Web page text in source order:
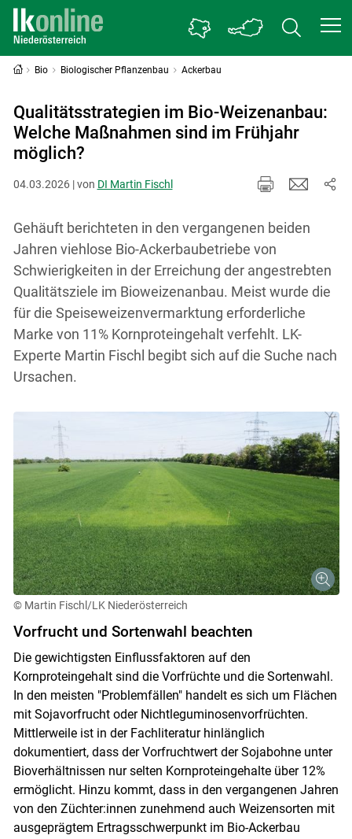
Bio Biologischer Pflanzenbau Ackerbau
Qualitätsstrategien im Bio-Weizenanbau:
Welche Maßnahmen sind im Frühjahr
möglich?
04.03.2026 | von DI Martin Fischl
Gehäuft berichteten in den vergangenen beiden
Jahren viehlose Bio-Ackerbaubetriebe von
Schwierigkeiten in der Erreichung der angestrebten
Qualitätsziele im Bioweizenanbau. Meist wurde die
für die Speiseweizenvermarktung erforderliche
Marke von 11% Kornproteingehalt verfehlt. LK-
Experte Martin Fischl begibt sich auf die Suche nach
Ursachen.
© Martin Fischl/LK Niederösterreich
Vorfrucht und Sortenwahl beachten
Die gewichtigsten Einflussfaktoren auf den
Kornproteingehalt sind die Vorfrüchte und die Sortenwahl.
In den meisten "Problemfällen" handelt es sich um Flächen
mit Sojavorfrucht oder Nichtleguminosenvorfrüchten.
Mittlerweile ist in der Fachliteratur hinlänglich
dokumentiert, dass der Vorfruchtwert der Sojabohne unter
Bioverhältnissen nur selten Kornproteingehalte über 12%
ermöglicht. Hinzu kommt, dass in den vergangenen Jahren
von den Züchter:innen zunehmend auch Weizensorten mit
ausgeprägtem Ertragsschwerpunkt im Bio-Ackerbau